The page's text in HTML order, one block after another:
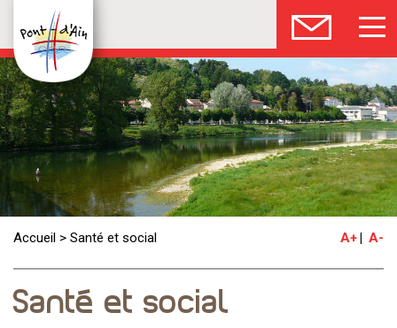
Accueil > Santé et social A+ A-
Santé et social